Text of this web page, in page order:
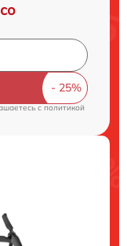
c политикой